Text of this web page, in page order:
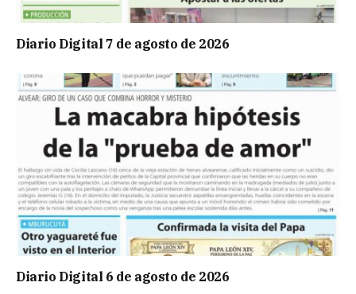
Diario Digital 7 de agosto de 2026
Diario Digital 6 de agosto de 2026